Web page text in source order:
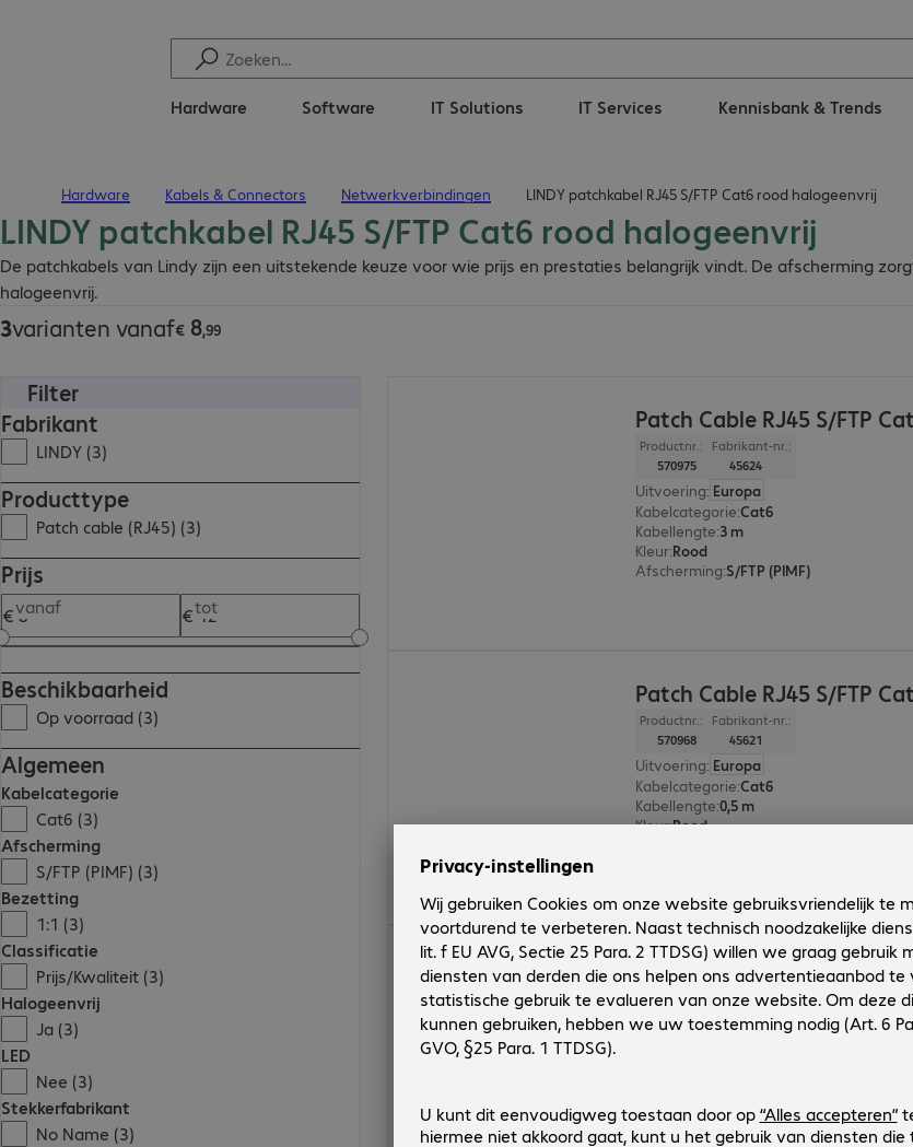
Hardware Software IT Solutions IT Services Kennisbank & Trends
Hardware Kabels & Connectors Netwerkverbindingen LINDY patchkabel RJ45 S/FTP Cat6 rood halogeenvrij
LINDY patchkabel RJ45 S/FTP Cat6 rood halogeenvrij
De patchkabels van Lindy zijn een uitstekende keuze voor wie prijs en prestaties belangrijk vindt. De afscherming
halogeenvrij.
3varianten vanaf€ 8,99
€ 8,99
Filter
Fabrikant
LINDY (3)
Producttype
Patch cable (RJ45) (3)
Prijs
vanaf tot
Beschikbaarheid
Op voorraad (3)
Algemeen
Kabelcategorie
Cat6 (3)
Afscherming
S/FTP (PIMF) (3)
Bezetting
1:1 (3)
Classificatie
Prijs/Kwaliteit (3)
Halogeenvrij
Ja (3)
LED
Nee (3)
Stekkerfabrikant
No Name (3)
Patch Cable RJ45 S/FTP
Productnr.:
570975
Fabrikant-nr.:
45624
Uitvoering: Europa
Kabelcategorie:Cat6
Kabellengte:3 m
Kleur:Rood
Afscherming:S/FTP (PIMF)
Patch Cable RJ45 S/FTP
Productnr.:
570968
Fabrikant-nr.:
45621
Uitvoering: Europa
Kabelcategorie:Cat6
Kabellengte:0,5 m
Kleur:Rood
Patch Cable RJ45 S/FTP
Productnr.: Fabrikant-nr.:
Afscherming:S/FTP (PIMF)
€ 8,99